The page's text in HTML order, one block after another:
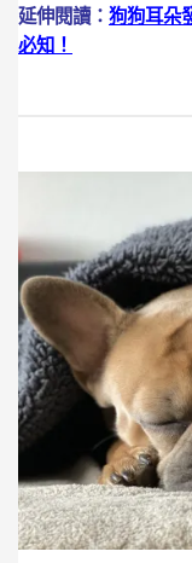
延伸閱讀： 狗狗耳朵
必知！